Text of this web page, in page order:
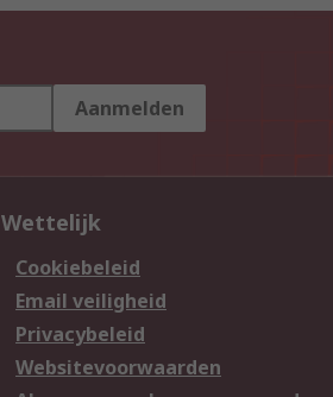
Aanmelden
Wettelijk
Cookiebeleid
Email veiligheid
Privacybeleid
Websitevoorwaarden